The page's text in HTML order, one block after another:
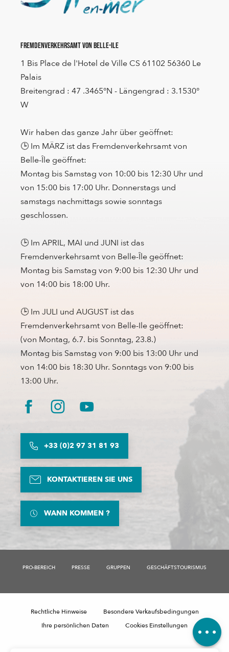
Kommentare
Fremdenverkehrsamt von Belle-Ile
1 Bis Place de l'Hotel de Ville CS 61102 56360 Le
Palais
Breitengrad : 47 .3465°N - Längengrad : 3.1530°
W
Wir haben das ganze Jahr über geöffnet:
🕒 Im MÄRZ ist das Fremdenverkehrsamt von
Belle-Île geöffnet:
Montag bis Samstag von 10:00 bis 12:30 Uhr und
von 15:00 bis 17:00 Uhr. Donnerstags und
samstags nachmittags sowie sonntags
geschlossen.
🕒 Im APRIL, MAI und JUNI ist das
Fremdenverkehrsamt von Belle-Île geöffnet:
Montag bis Samstag von 9:00 bis 12:30 Uhr und
von 14:00 bis 18:00 Uhr.
🕒 Im JULI und AUGUST ist das
Fremdenverkehrsamt von Belle-Ile geöffnet:
(von Montag, 6.7. bis Sonntag, 23.8.)
Montag bis Samstag von 9:00 bis 13:00 Uhr und
von 14:00 bis 18:30 Uhr. Sonntags von 9:00 bis
13:00 Uhr.
+33 (0)2 97 31 81 93
KONTAKTIEREN SIE UNS
WANN KOMMEN ?
PRO-BEREICH PRESSE GRUPPEN GESCHÄFTSTOURISMUS
Rechtliche Hinweise
Besondere Verkaufsbedingungen
Ihre persönlichen Daten
Cookies Einstellungen